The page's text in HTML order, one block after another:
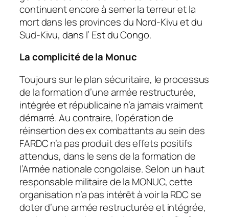
continuent encore à semer la terreur et la
mort dans les provinces du Nord-Kivu et du
Sud-Kivu, dans l’ Est du Congo.
La complicité de la Monuc
Toujours sur le plan sécuritaire, le processus
de la formation d’une armée restructurée,
intégrée et républicaine n’a jamais vraiment
démarré. Au contraire, l’opération de
réinsertion des ex combattants au sein des
FARDC n’a pas produit des effets positifs
attendus, dans le sens de la formation de
l’Armée nationale congolaise. Selon un haut
responsable militaire de la MONUC, cette
organisation n’a pas intérêt à voir la RDC se
doter d’une armée restructurée et intégrée,